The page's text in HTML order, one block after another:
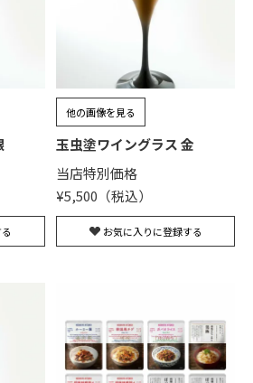
他の画像を見る
玉虫塗ワイングラス 金
当店特別価格
¥5,500
お気に入りに登録する